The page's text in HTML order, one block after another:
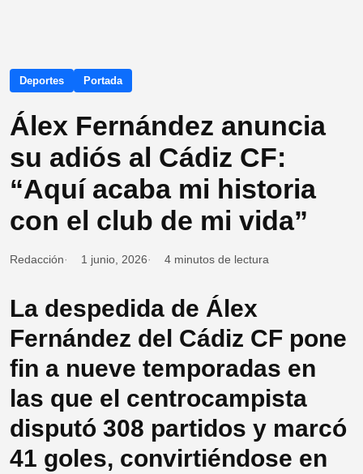
Deportes Portada
Álex Fernández anuncia
su adiós al Cádiz CF:
“Aquí acaba mi historia
con el club de mi vida”
Redacción 1 junio, 2026 4 minutos de lectura
La despedida de Álex
Fernández del Cádiz CF pone
fin a nueve temporadas en
las que el centrocampista
disputó 308 partidos y marcó
41 goles, convirtiéndose en